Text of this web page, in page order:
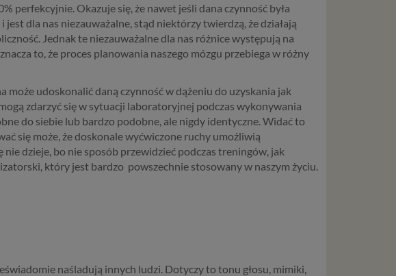
perfekcyjnie. Okazuje się, że nawet jeśli dana czynność była
dla nas niezauważalne, stąd niektórzy twierdzą, że działają
Jednak te niezauważalne dla nas różnice występują na
to, że proces planowania naszego mózgu przebiega w różny
może udoskonalić daną czynność w dążeniu do uzyskania jak
zdarzyć się w sytuacji laboratoryjnej podczas wykonywania
do siebie lub bardzo podobne, ale nigdy identyczne. Widać to
się może, że doskonale wyćwiczone ruchy umożliwią
dzieje, bo nie sposób przewidzieć podczas treningów, jak
który jest bardzo powszechnie stosowany w naszym życiu.
naśladują innych ludzi. Dotyczy to tonu głosu, mimiki,